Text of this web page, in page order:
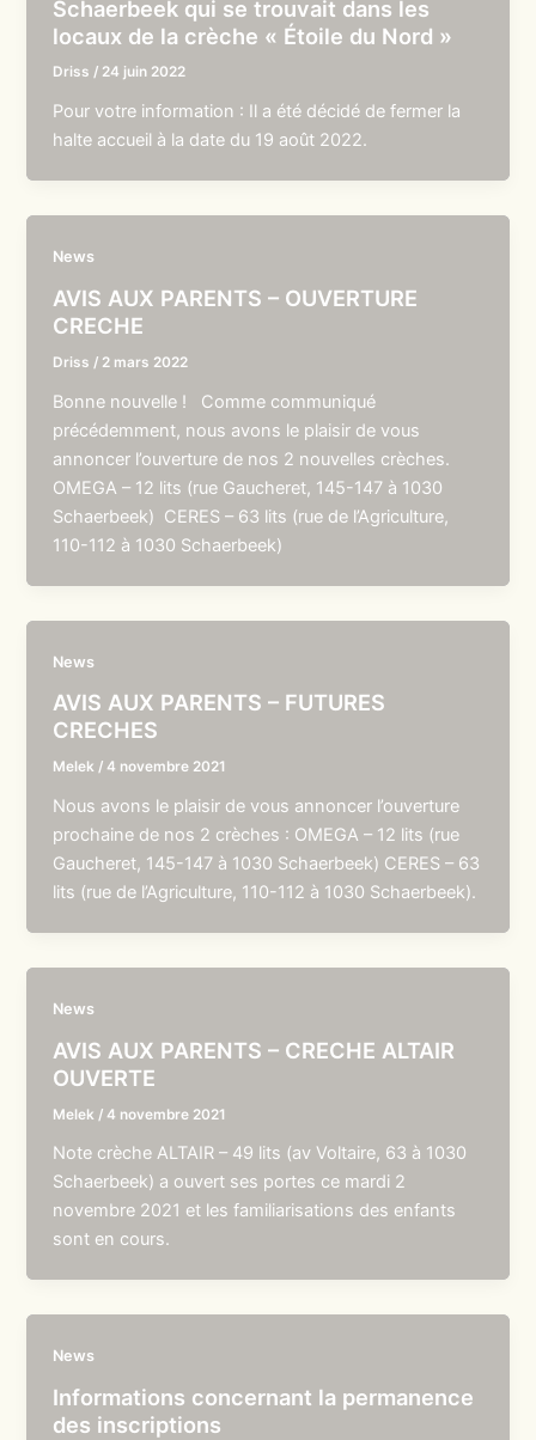
Schaerbeek qui se trouvait dans les
locaux de la crèche « Étoile du Nord »
Driss / 24 juin 2022
Pour votre information : Il a été décidé de fermer la
halte accueil à la date du 19 août 2022.
News
AVIS AUX PARENTS – OUVERTURE
CRECHE
Driss / 2 mars 2022
Bonne nouvelle ! Comme communiqué
précédemment, nous avons le plaisir de vous
annoncer l’ouverture de nos 2 nouvelles crèches.
OMEGA – 12 lits (rue Gaucheret, 145-147 à 1030
Schaerbeek) CERES – 63 lits (rue de l’Agriculture,
110-112 à 1030 Schaerbeek)
News
AVIS AUX PARENTS – FUTURES
CRECHES
Melek /4 novembre 2021
Nous avons le plaisir de vous annoncer l’ouverture
prochaine de nos 2 crèches : OMEGA – 12 lits (rue
Gaucheret, 145-147 à 1030 Schaerbeek) CERES – 63
lits (rue de l’Agriculture, 110-112 à 1030 Schaerbeek).
News
AVIS AUX PARENTS – CRECHE ALTAIR
OUVERTE
Melek /4 novembre 2021
Note crèche ALTAIR – 49 lits (av Voltaire, 63 à 1030
Schaerbeek) a ouvert ses portes ce mardi 2
novembre 2021 et les familiarisations des enfants
sont en cours.
News
Informations concernant la permanence
des inscriptions